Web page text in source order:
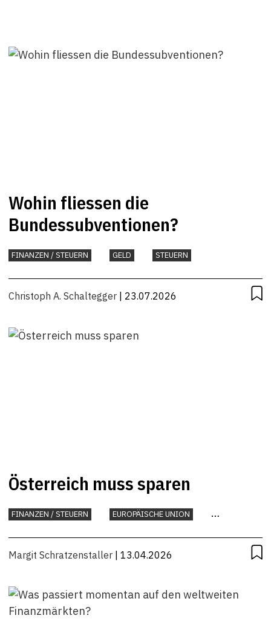
Wohin fliessen die
Bundessubventionen?
FINANZEN / STEUERN GELD STEUERN
Christoph A. Schaltegger | 23.07.2026
Österreich muss sparen
FINANZEN / STEUERN
EUROPÄISCHE UNION
Margit Schratzenstaller | 13.04.2026